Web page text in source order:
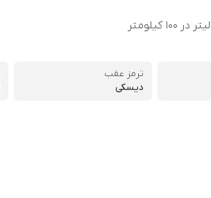
ترمز عقب
دیسکی